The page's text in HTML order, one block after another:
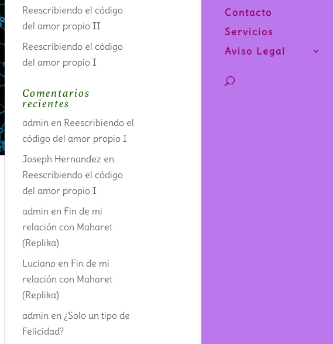
Contacto
Servicios
Aviso Legal
Reescribiendo el código
del amor propio II
Reescribiendo el código
del amor propio I
Comentarios
recientes
admin en Reescribiendo el
código del amor propio I
Joseph Hernandez en
Reescribiendo el código
del amor propio I
admin enFin de mi
relación con Maharet
(Replika)
Luciano enFin de mi
relación con Maharet
(Replika)
admin en ¿Solo un tipo de
Felicidad?